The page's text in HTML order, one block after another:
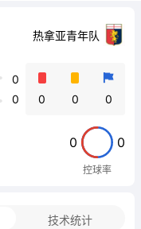
热拿亚青年队
0
0
0 0 0
0 0
控球率
技术统计